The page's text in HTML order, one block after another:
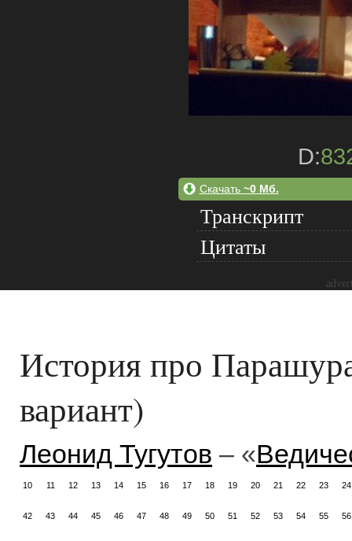
D:
Скачать ~0 Мб.
Транскрипт
Цитаты
История про
вариант)
Леонид Тугутов – «
10 11 12 13 14 15 16 17 18 19 20 21 22 23 24
42 43 44 45 46 47 48 49 50 51 52 53 54 55 56